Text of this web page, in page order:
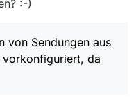
:-)
von Sendungen aus
da